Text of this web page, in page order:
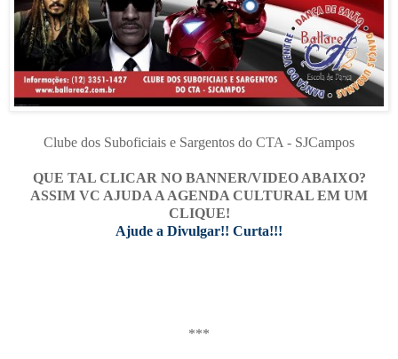
Clube dos Suboficiais e Sargentos do CTA - SJCampos
QUE TAL CLICAR NO BANNER/VIDEO ABAIXO?
ASSIM VC AJUDA A AGENDA CULTURAL EM UM
CLIQUE!
Ajude a Divulgar!! Curta!!!
***